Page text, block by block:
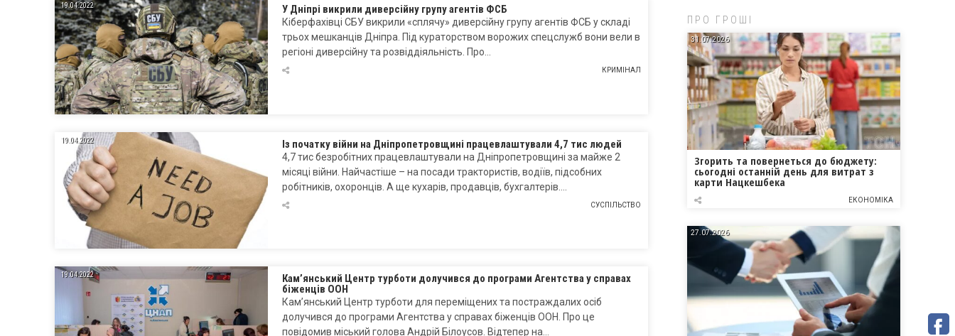
19.04.2022 У Дніпрі викрили диверсійну групу агентів ФСБ
Кіберфахівці СБУ викрили «сплячу» диверсійну групу агентів ФСБ у складі
трьох мешканців Дніпра. Під кураторством ворожих спецслужб вони вели в
регіоні диверсійну та розвіддіяльність. Про…
КРИМІНАЛ
19.04.2022 Із початку війни на Дніпропетровщині працевлаштували 4,7 тис людей
4,7 тис безробітних працевлаштували на Дніпропетровщині за майже 2
місяці війни. Найчастіше – на посади трактористів, водіїв, підсобних
робітників, охоронців. А ще кухарів, продавців, бухгалтерів….
СУСПІЛЬСТВО
19.04.2022
Кам’янський Центр турботи долучився до програми Агентства у справах
біженців ООН
Кам’янський Центр турботи для переміщених та постраждалих осіб
долучився до програми Агентства у справах біженців ООН. Про це
повідомив міський голова Андрій Білоусов. Відтепер на…
ПРО ГРОШІ
31.07.2026
Згорить та повернеться до бюджету:
сьогодні останній день для витрат з
карти Нацкешбека
ЕКОНОМІКА
27.07.2026